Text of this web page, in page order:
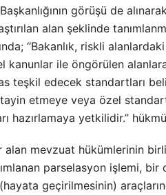
görüşü de
alan şeklinde
“Bakanlık, riskli
kanunlar ile öngörülen
teşkil edecek standartları
etmeye veya özel
hazırlamaya yetkilidir.”
alan mevzuat hükümlerinin
parselasyon işlemi,
geçirilmesinin)